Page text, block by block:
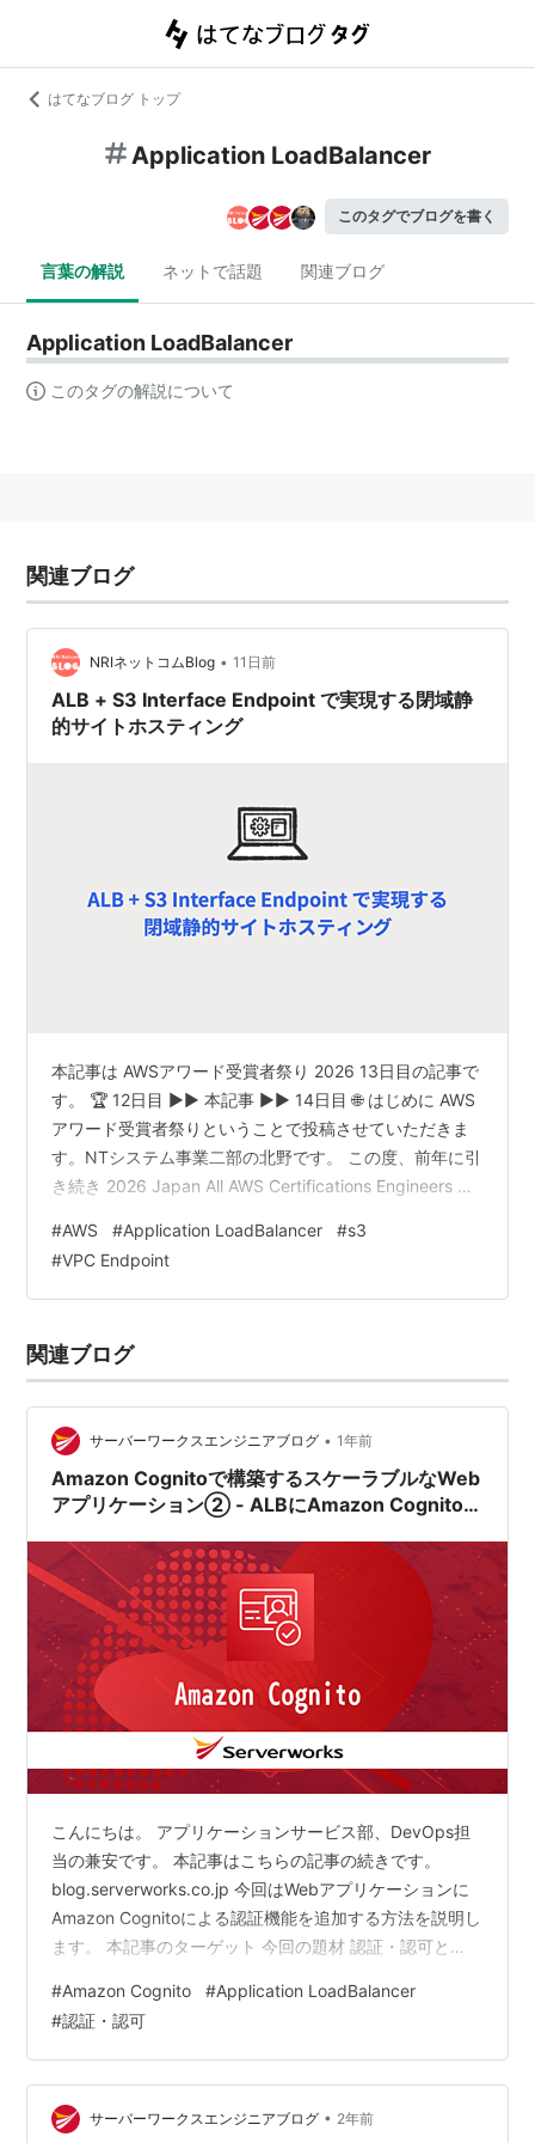
はてなブログ トップ
Application LoadBalancer
このタグでブログを書く
言葉の解説 ネットで話題 関連ブログ
Application LoadBalancer
このタグの解説について
関連ブログ
NRIネットコムBlog • 11日前
ALB + S3 Interface Endpoint で実現する閉域静
的サイトホスティング
本記事は AWSアワード受賞者祭り 2026 13日目の記事で
す。 🏆 12日目 ▶▶ 本記事 ▶▶ 14日目 🌐 はじめに AWS
アワード受賞者祭りということで投稿させていただきま
す。NTシステム事業二部の北野です。 この度、前年に引
き続き 2026 Japan All AWS Certifications Engineers に
続き学習と技術研鑽に励んでいきたいと思います。 本記
事では、直近担当した案件で設計、実装を行ったALB の
ターゲットとして S3 Interface Endpoint を利用し、S3
#AWS #Application LoadBalancer #s3
#VPC Endpoint
関連ブログ
サーバーワークスエンジニアブログ • 1年前
Amazon Cognitoで構築するスケーラブルなWeb
アプリケーション② - ALBにAmazon Cognitoに
こんにちは。 アプリケーションサービス部、DevOps担
当の兼安です。 本記事はこちらの記事の続きです。
blog.serverworks.co.jp 今回はWebアプリケーションに
Amazon Cognitoによる認証機能を追加する方法を説明し
ます。 本記事のターゲット 今回の題材 認証・認可と
ール ロードバランサーとAmazon Cognitoの認証設定の
イメージ Amazon Cognitoのユーザープールの作成 ユー
ザープールへのユーザー登録 ALBのAmazon Cognito認
証設定 動作確認 次回の内容 本記事のター…
#Amazon Cognito #Application LoadBalancer
#認証・認可
サーバーワークスエンジニアブログ • 2年前